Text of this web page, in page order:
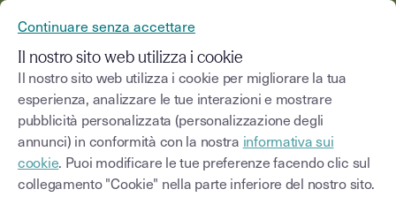
Blog
Seleziona una categoria Saisissez un terme
Continuare senza accettare
Il nostro sito web utilizza i cookie
Il nostro sito web utilizza i cookie per migliorare la tua
esperienza, analizzare le tue interazioni e mostrare
pubblicità personalizzata (personalizzazione degli
annunci) in conformità con la nostra informativa sui
cookie. Puoi modificare le tue preferenze facendo clic sul
collegamento "Cookie" nella parte inferiore del nostro sito.